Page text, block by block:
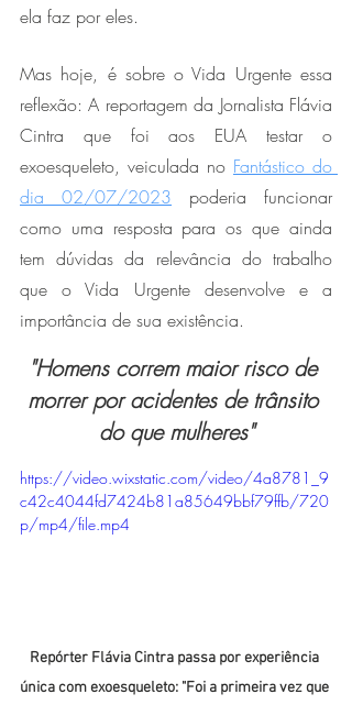
ela faz por eles.
Mas hoje, é sobre o Vida Urgente essa
reflexão: A reportagem da Jornalista Flávia
Cintra que foi aos EUA testar o
exoesqueleto, veiculada no Fantástico do
dia 02/07/2023 poderia funcionar
como uma resposta para os que ainda
tem dúvidas da relevância do trabalho
que o Vida Urgente desenvolve e a
importância de sua existência.
"Homens correm maior risco de
morrer por acidentes de trânsito
do que mulheres"
https://video.wixstatic.com/video/4a8781_9
c42c4044fd7424b81a85649bbf79ffb/720
p/mp4/file.mp4
Repórter Flávia Cintra passa por experiência
única com exoesqueleto: "Foi a primeira vez que